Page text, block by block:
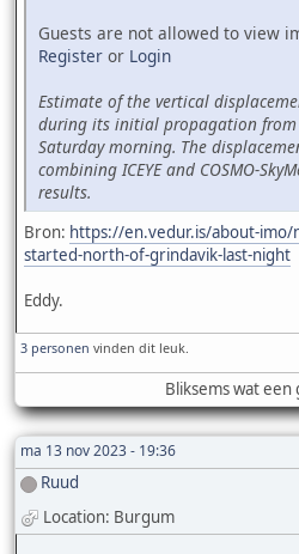
Guests are not allowed to view
Register or Login
Estimate of the vertical
during its initial propagation from
Saturday morning. The
combining ICEYE and COSMO-
results.
Bron: https://en.vedur.is/about-imo/
started-north-of-grindavik-last-night
Eddy.
3 personen vinden dit leuk.
Bliksems wat een
ma 13 nov 2023 - 19:36
Ruud
Location: Burgum